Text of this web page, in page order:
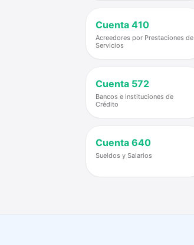
Cuenta 410
Acreedores por Prestaciones de
Servicios
Cuenta 572
Bancos e Instituciones de
Crédito
Cuenta 640
Sueldos y Salarios